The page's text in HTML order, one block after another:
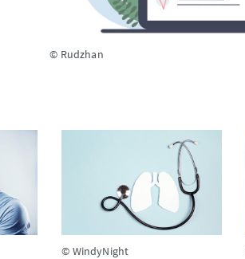
© Rudzhan
© WindyNight